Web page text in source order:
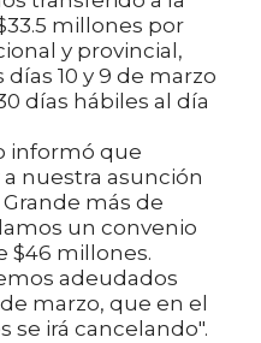
millones por
y provincial,
10 y 9 de marzo
días hábiles al día
informó que
nuestra asunción
más de
un convenio
$46 millones.
adeudados
marzo, que en el
se irá cancelando".